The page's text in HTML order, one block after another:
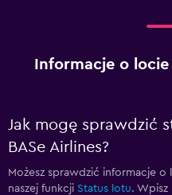
Informacje o locie
Jak mogę sprawdzić
BASe Airlines?
Możesz sprawdzić informacje o
naszej funkcji Status lotu. Wpisz